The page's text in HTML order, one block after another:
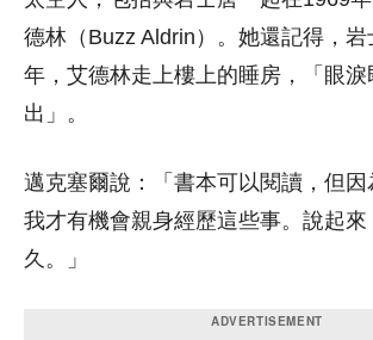
德林（Buzz Aldrin）。她還記得，
年，艾德林走上樓上的睡房，「眼淚
出」。
邁克塞爾說：「書本可以閱讀，但因
我才有機會親身經歷這些事。說起來
久。」